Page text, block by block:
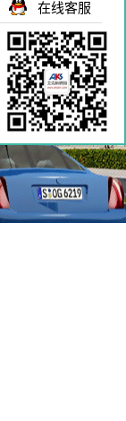
在线客服